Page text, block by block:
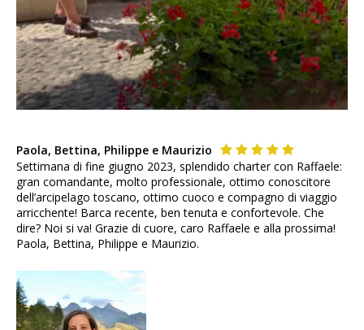
Paola, Bettina, Philippe e Maurizio
Settimana di fine giugno 2023, splendido charter con Raffaele:
gran comandante, molto professionale, ottimo conoscitore
dell’arcipelago toscano, ottimo cuoco e compagno di viaggio
arricchente! Barca recente, ben tenuta e confortevole. Che
dire? Noi si va! Grazie di cuore, caro Raffaele e alla prossima!
Paola, Bettina, Philippe e Maurizio.